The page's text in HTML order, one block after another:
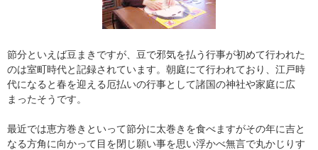
節分といえば豆まきですが、豆で邪気を払う行事が初めて行われた
のは室町時代と記録されています。朝庭にて行われており、江戸時
代になると春を迎える厄払いの行事として諸国の神社や家庭に広
まったそうです。
最近では恵方巻きといって節分に太巻きを食べますがその年に吉と
なる方角に向かって目を閉じ願い事を思い浮かべ無言で丸かじりす